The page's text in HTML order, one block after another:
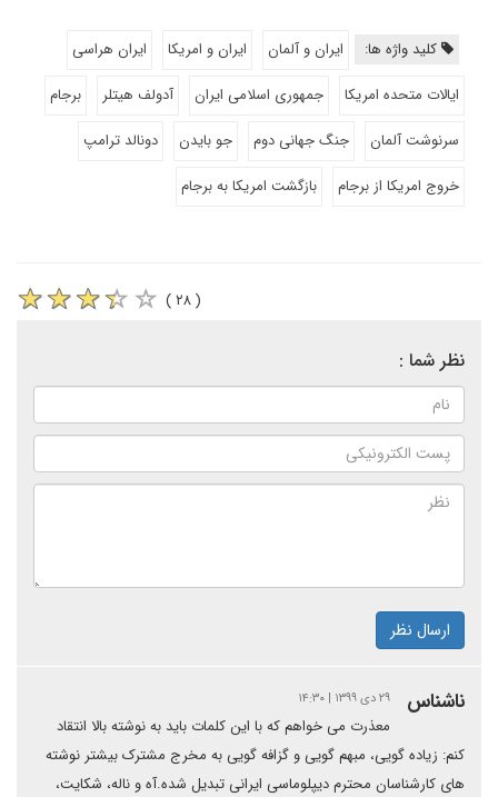
کلید واژه ها: ایران و آلمان ایران و امریکا
ایران هراسی
ایالات متحده امریکا
جمهوری اسلامی ایران آدولف هیتلر
برجام
سرنوشت آلمان
جنگ جهانی دوم جو بایدن
دونالد ترامپ
خروج امریکا از برجام
بازگشت امریکا به برجام
( ۲۸ )
نظر شما :
ارسال نظر
ناشناس ۲۹ دی ۱۳۹۹ | ۱۴:۳۰
معذرت می خواهم که با این کلمات باید به نوشته بالا انتقاد
کنم: زیاده گویی، مبهم گویی و گزافه گویی به مخرج مشترک بیشتر نوشته
های کارشناسان محترم دیپلوماسی ایرانی تبدیل شده.آه و ناله، شکایت،